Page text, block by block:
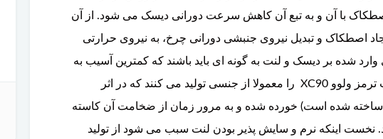
با آن و به تبع آن کاهش سرعت دورانی دیسک می شود. از آن
اصطکاک و تبدیل نیروی جنبشی دورانی چرخ، به نیروی حرارتی
شده بر دیسک و لنت به گونه ای باید باشند که کمترین آسیب به
دیسک وارد آید. به همین سبب لنت ترمز ولوو XC90 را معمولا از جنسی تولید می کنند که در اثر
ساخته شده است) خورده شده و به مرور زمان از ضخامت آن کاسته
نخست اینکه نرم و سایش پذیر بودن لنت سبب می شود از تولید
تخفیف ویژه
لنت ترمز جلو ولوو XC60 فیلتر بنزین ولوو C70